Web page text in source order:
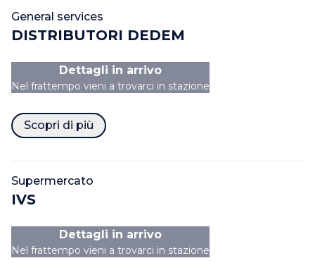
General services
DISTRIBUTORI DEDEM
Dettagli in arrivo
Nel frattempo vieni a trovarci in stazione
Scopri di più
Supermercato
IVS
Dettagli in arrivo
Nel frattempo vieni a trovarci in stazione